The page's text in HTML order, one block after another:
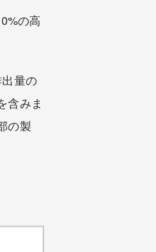
の高
量の
含みま
の製